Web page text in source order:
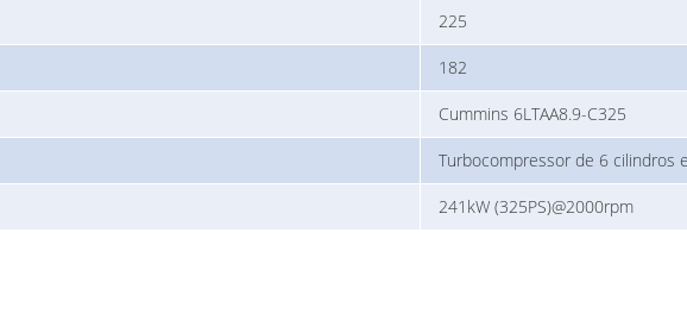
225
182
Cummins 6LTAA8.9-C325
Turbocompressor de 6 cilindros
241kW (325PS)@2000rpm